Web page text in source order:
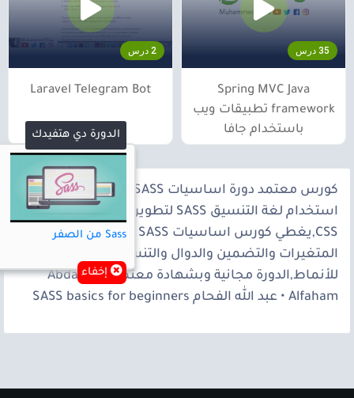
الدورة دي هتفيدك
Sass من الصفر
إخفاء
35 درس
Spring MVC Java
framework تطبيقات ويب
باستخدام جافا
2 درس
Laravel Telegram Bot
كورس معتمد دورة اساسيات SASS يعلمك كيفية
استخدام لغة التنسيق SASS لتطوير وإدارة أسلوب
CSS,يغطي كورس اساسيات SASS مفاهيم مثل
المتغيرات والتضمين والدوال والتنسيق المتقدم
للأنماط,الدورة مجانية وبشهادة معتمدة. Abdallah
Alfaham • عبد الله الفحام SASS basics for beginners